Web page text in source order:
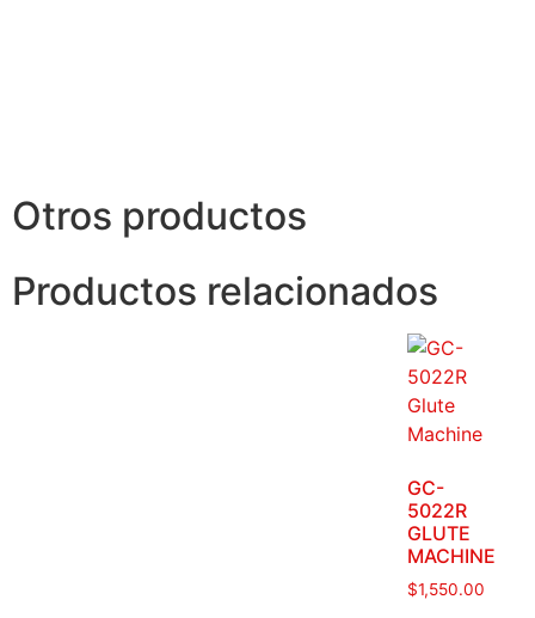
Otros productos
Productos relacionados
GC-
5022R
GLUTE
MACHINE
$1,550.00